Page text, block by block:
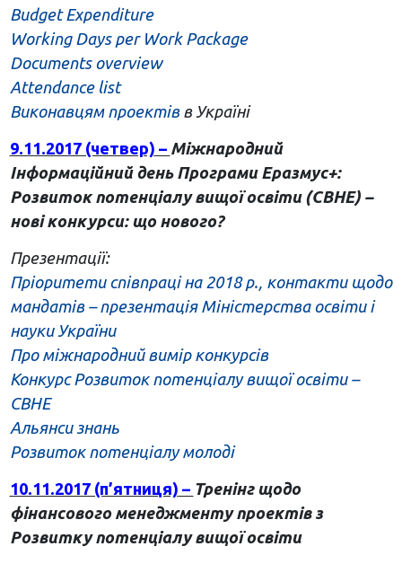
Budget Expenditure
Working Days per Work Package
Documents overview
Attendance list
Виконавцям проектівв Україні
9.11.2017 (четвер) – Міжнародний
Інформаційний день Програми Еразмус+:
Розвиток потенціалу вищої освіти (CBHE) –
нові конкурси: що нового?
Презентації:
Пріоритети співпраці на 2018 р., контакти щодо
мандатів – презентація Міністерства освіти і
науки України
Про міжнародний вимір конкурсів
Конкурс Розвиток потенціалу вищої освіти –
СВНЕ
Альянси знань
Розвиток потенціалу молоді
10.11.2017 (п’ятниця) – Тренінг щодо
фінансового менеджменту проектів з
Розвитку потенціалу вищої освіти